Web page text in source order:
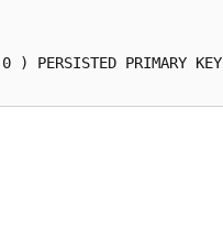
PRIMARY KEY